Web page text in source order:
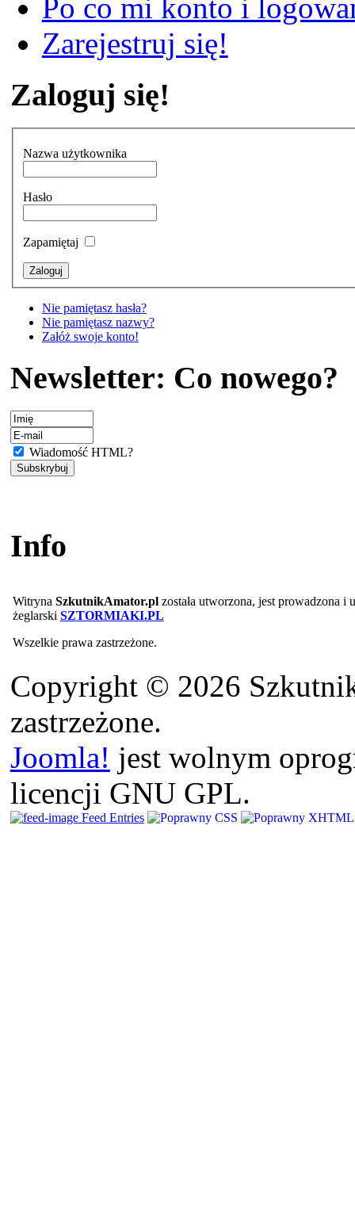
Po co mi konto i
Zarejestruj się!
Zaloguj się!
Nazwa użytkownika
Hasło
Zapamiętaj
Nie pamiętasz hasła?
Nie pamiętasz nazwy?
Załóż swoje konto!
Newsletter: Co nowego?
Wiadomość HTML?
Info
Witryna SzkutnikAmator.plzostała utworzona, jest prowadzona i
żeglarski SZTORMIAKI.PL
Wszelkie prawa zastrzeżone.
Copyright © 2026
zastrzeżone.
Joomla! jest wolnym
licencji GNU GPL.
Feed Entries